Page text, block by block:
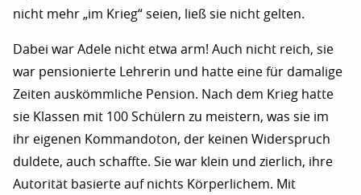
nicht mehr „im Krieg“ seien, ließ sie nicht gelten.
Dabei war Adele nicht etwa arm! Auch nicht reich, sie
war pensionierte Lehrerin und hatte eine für damalige
Zeiten auskömmliche Pension. Nach dem Krieg hatte
sie Klassen mit 100 Schülern zu meistern, was sie im
ihr eigenen Kommandoton, der keinen Widerspruch
duldete, auch schaffte. Sie war klein und zierlich, ihre
Autorität basierte auf nichts Körperlichem. Mit